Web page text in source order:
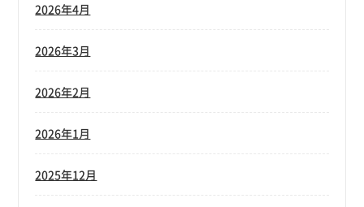
2026年4月
2026年3月
2026年2月
2026年1月
2025年12月